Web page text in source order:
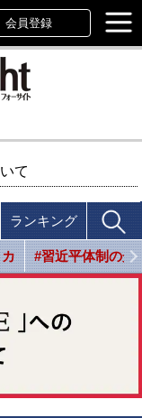
会員登録
て
ランキング
#習近平体制の光